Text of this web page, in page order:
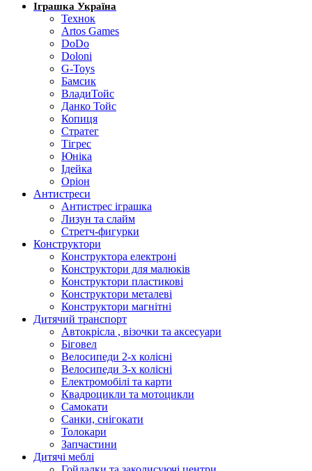
Іграшка Україна
Технок
Artos Games
DoDo
Doloni
G-Toys
Бамсик
ВладиТойс
Данко Тойс
Копиця
Стратег
Тігрес
Юніка
Ідейка
Оріон
Антистреси
Антистрес іграшка
Лизун та слайм
Стретч-фигурки
Конструктори
Конструктора електроні
Конструктори для малюків
Конструктори пластикові
Конструктори металеві
Конструктори магнітні
Дитячий транспорт
Автокрісла , візочки та аксесуари
Біговел
Велосипеди 2-х колісні
Велосипеди 3-х колісні
Електромобілі та карти
Квадроцикли та мотоцикли
Самокати
Санки, снігокати
Толокари
Запчастини
Дитячі меблі